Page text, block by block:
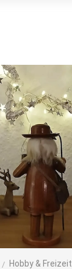
Hobby & Freizeit